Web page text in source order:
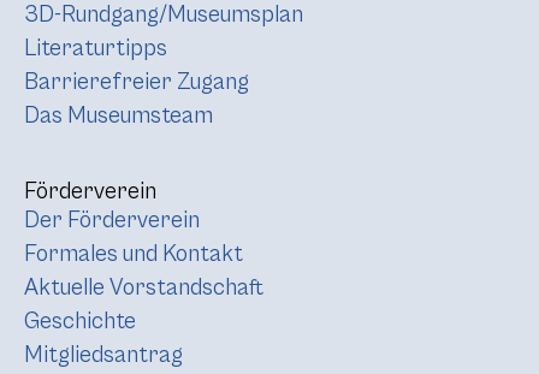
3D-Rundgang/Museumsplan
Literaturtipps
Barrierefreier Zugang
Das Museumsteam
Förderverein
Der Förderverein
Formales und Kontakt
Aktuelle Vorstandschaft
Geschichte
Mitgliedsantrag